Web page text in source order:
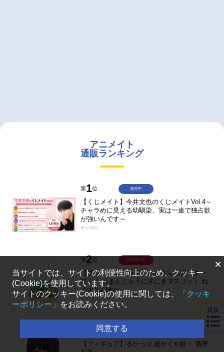
アニメイト
通販ランキング
第1位
【くじメイト】今井文也のくじメイトVol.4～
チャラめに見える幼馴染、実は一途で独占欲
が強いんです～
￥1,100
発売中
第2位
【グッズ-マスコット】あんさんぶるスター
ズ！！ おまんじゅうにぎにぎマスコット ね
くすと2 Hbox
予約受付中
【フィギュア】るかっぷ 超かぐや姫！ 酒寄
予約受付中
目次
×
当サイトでは、サイトの利便性向上のため、クッキー
(Cookie)を使用しています。
サイトのクッキー(Cookie)の使用に関しては、
「クッキ
ーポリシー」
をお読みください。
同意する